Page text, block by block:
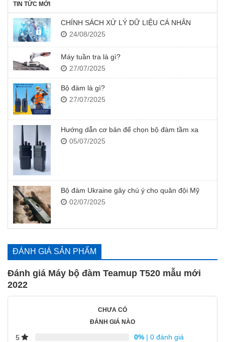
TIN TỨC MỚI
CHÍNH SÁCH XỬ LÝ DỮ LIỆU CÁ NHÂN
24/08/2025
Máy tuần tra là gì?
27/07/2025
Bộ đàm là gì?
27/07/2025
Hướng dẫn cơ bản để chọn bộ đàm tầm xa
05/07/2025
Bộ đàm Ukraine gây chú ý cho quân đội Mỹ
02/07/2025
ĐÁNH GIÁ SẢN PHẨM
Đánh giá Máy bộ đàm Teamup T520 mẫu mới
2022
CHƯA CÓ
ĐÁNH GIÁ NÀO
5 0% | 0 đánh giá